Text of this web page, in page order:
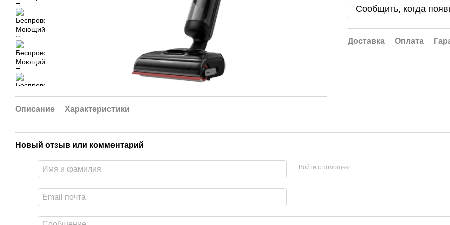
Описание Характеристики
Сообщить, когда
Доставка Оплата
Новый отзыв или комментарий
Войти с помощью